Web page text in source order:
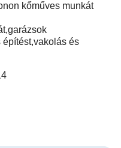
kőműves munkát
és